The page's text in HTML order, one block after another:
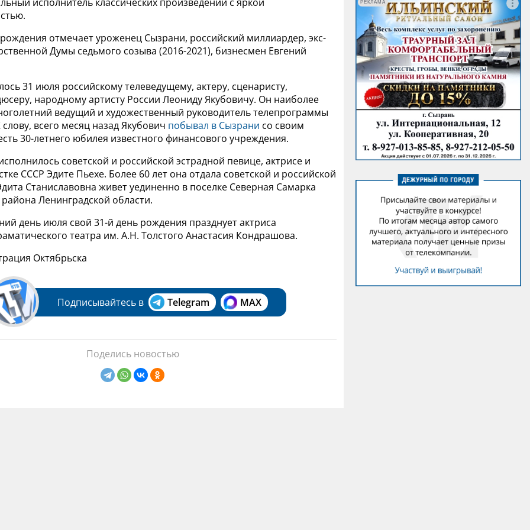
отмечает уроженец Сызрани, российский миллиардер, экс-
Думы седьмого созыва (2016-2021), бизнесмен Евгений
31 июля российскому телеведущему, актеру, сценаристу,
народному артисту России Леониду Якубовичу. Он наиболее
ведущий и художественный руководитель телепрограммы
всего месяц назад Якубович побывал в Сызрани со своим
30-летнего юбилея известного финансового учреждения.
советской и российской эстрадной певице, актрисе и
СССР Эдите Пьехе. Более 60 лет она отдала советской и российской
Станиславовна живет уединенно в поселке Северная Самарка
Ленинградской области.
день июля свой 31-й день рождения празднует актриса
театра им. А.Н. Толстого Анастасия Кондрашова.
Октябрьска
Подписывайтесь в Telegram MAX
Поделись новостью
РЕКЛАМА